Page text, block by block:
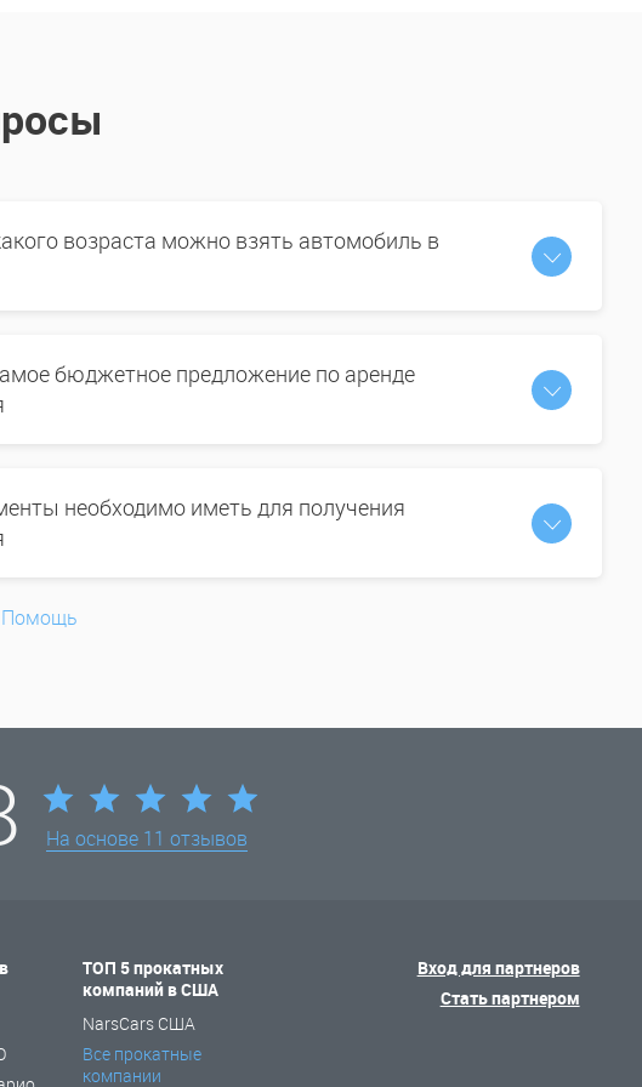
возраста можно взять автомобиль в
бюджетное предложение по аренде
необходимо иметь для получения
Помощь
На основе 11 отзывов
ТОП 5 прокатных
компаний в США
NarsCars США
Все прокатные
компании
Вход для партнеров
Стать партнером